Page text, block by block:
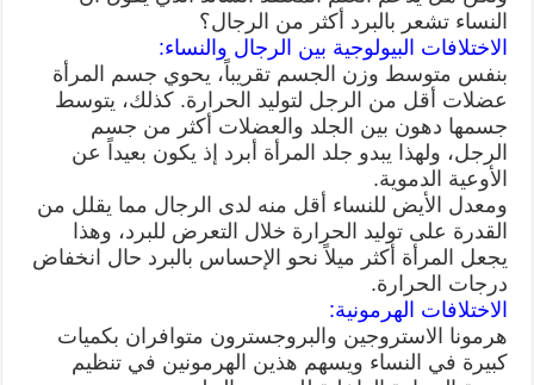
النساء تشعر بالبرد أكثر من الرجال؟
الاختلافات البيولوجية بين الرجال والنساء:
بنفس متوسط وزن الجسم تقريباً، يحوي جسم المرأة
عضلات أقل من الرجل لتوليد الحرارة. كذلك، يتوسط
جسمها دهون بين الجلد والعضلات أكثر من جسم
الرجل، ولهذا يبدو جلد المرأة أبرد إذ يكون بعيداً عن
الأوعية الدموية.
ومعدل الأيض للنساء أقل منه لدى الرجال مما يقلل من
القدرة على توليد الحرارة خلال التعرض للبرد، وهذا
يجعل المرأة أكثر ميلاً نحو الإحساس بالبرد حال انخفاض
درجات الحرارة.
الاختلافات الهرمونية:
هرمونا الاستروجين والبروجسترون متوافران بكميات
كبيرة في النساء ويسهم هذين الهرمونين في تنظيم